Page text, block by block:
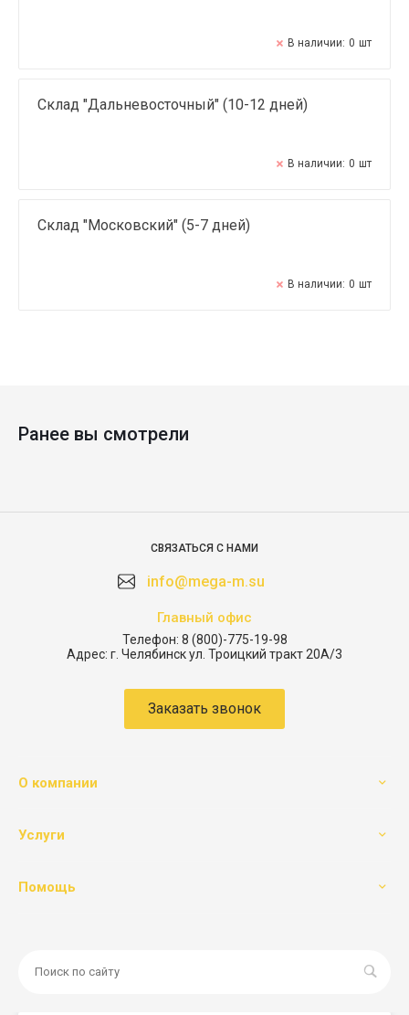
В наличии: 0 шт
Склад "Дальневосточный" (10-12 дней)
В наличии: 0 шт
Склад "Московский" (5-7 дней)
В наличии: 0 шт
Ранее вы смотрели
СВЯЗАТЬСЯ С НАМИ
info@mega-m.su
Главный офис
Телефон: 8 (800)-775-19-98
Адрес: г. Челябинск ул. Троицкий тракт 20А/3
Заказать звонок
О компании
Услуги
Помощь